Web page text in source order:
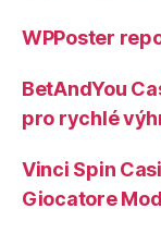
WPPoster
BetAndYou
pro rychlé
Vinci Spin
Giocatore